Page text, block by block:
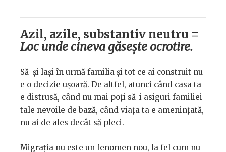
Azil, azile, substantiv neutru =
Loc unde cineva găsește ocrotire.
Să-și lași în urmă familia și tot ce ai construit nu
e o decizie ușoară. De altfel, atunci când casa ta
e distrusă, când nu mai poți să-i asiguri familiei
tale nevoile de bază, când viața ta e amenințată,
nu ai de ales decât să pleci.
Migrația nu este un fenomen nou, la fel cum nu